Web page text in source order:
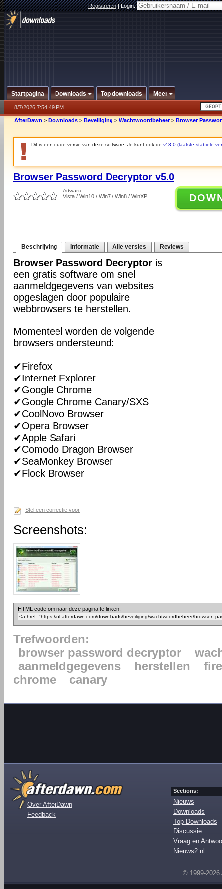
Registreren|Login:
Startpagina Downloads Top downloads Meer
8/7/2026 7:54:49 PM
AfterDawn > Downloads > Beveiliging > Wachtwoordbeheer > Browser
Dit is een oude versie van deze software. Je kunt ook de v13.0 (laatste stabiele
Browser Password Decryptor v5.0
Adware
Vista / Win10 / Win7 / Win8 / WinXP
Beschrijving Informatie Alle versies Reviews
Browser Password Decryptor is
een gratis software om snel
aanmeldgegevens van websites
opgeslagen door populaire
webbrowsers te herstellen.
Momenteel worden de volgende
browsers ondersteund:
✔Firefox
✔Internet Explorer
✔Google Chrome
✔Google Chrome Canary/SXS
✔CoolNovo Browser
✔Opera Browser
✔Apple Safari
✔Comodo Dragon Browser
✔SeaMonkey Browser
✔Flock Browser
Stel een correctie voor
Screenshots:
HTML code om naar deze pagina te linken:
Trefwoorden:
browser password decryptor
aanmeldgegevens
herstellen
chrome
canary
Over AfterDawn
Feedback
Sections:
Nieuws
Downloads
Top Downloads
Discussie
Vraag en
Nieuws2.nl
© 1999-2026